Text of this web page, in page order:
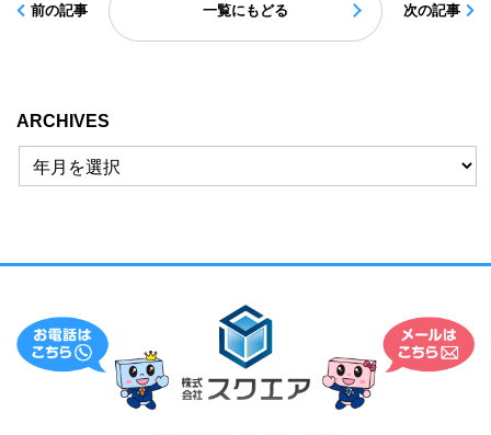
前の記事 一覧にもどる 次の記事
ARCHIVES